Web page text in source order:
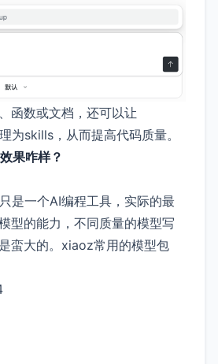
函数或文档，还可以让
为skills，从而提高代码质量。
果咋样？
是一个AI编程工具，实际的最
型的能力，不同质量的模型写
蛮大的。xiaoz常用的模型包